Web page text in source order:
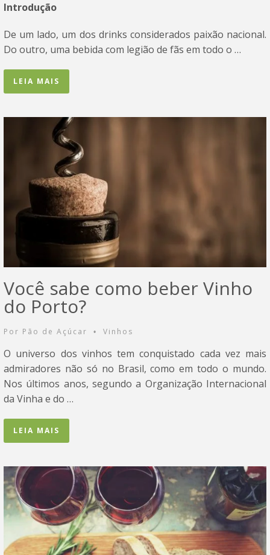
Introdução
De um lado, um dos drinks considerados paixão nacional.
Do outro, uma bebida com legião de fãs em todo o …
LEIA MAIS
Você sabe como beber Vinho
do Porto?
Por Pão de Açúcar • Vinhos
O universo dos vinhos tem conquistado cada vez mais
admiradores não só no Brasil, como em todo o mundo.
Nos últimos anos, segundo a Organização Internacional
da Vinha e do …
LEIA MAIS